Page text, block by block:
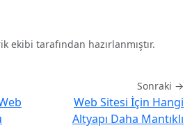
ekibi tarafından hazırlanmıştır.
Sonraki →
Web Sitesi İçin Hangi
Altyapı Daha Mantıklı